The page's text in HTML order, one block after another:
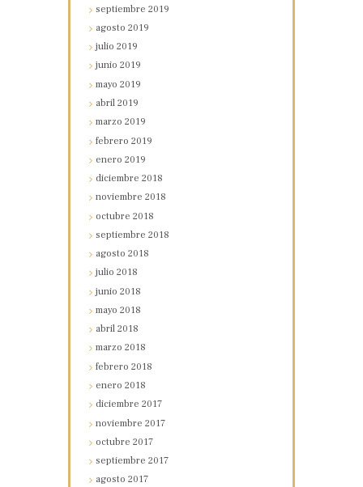
septiembre2019
agosto2019
julio2019
junio2019
mayo2019
abril2019
marzo2019
febrero2019
enero2019
diciembre2018
noviembre2018
octubre2018
septiembre2018
agosto2018
julio2018
junio2018
mayo2018
abril2018
marzo2018
febrero2018
enero2018
diciembre2017
noviembre2017
octubre2017
septiembre2017
agosto2017